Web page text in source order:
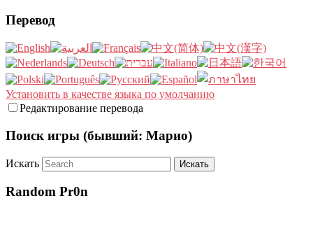
Перевод
Установить в качестве языка по умолчанию
Редактирование перевода
Поиск игры (бывший: Марио)
Искать
Random Pr0n